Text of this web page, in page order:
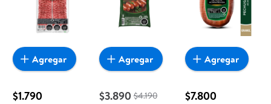
$1.790
Agregar
$3.890 $4.190
Agregar
$7.800
Agregar